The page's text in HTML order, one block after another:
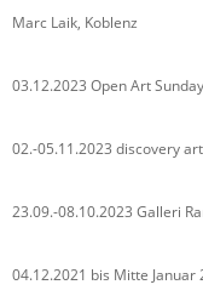
Marc Laik, Koblenz
03.12.2023 Open Art
02.-05.11.2023 discovery
23.09.-08.10.2023 Galleri
04.12.2021 bis Mitte